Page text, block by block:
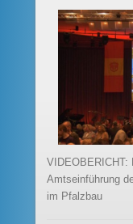
VIDEOBERICHT:
Amtseinführung
im Pfalzbau